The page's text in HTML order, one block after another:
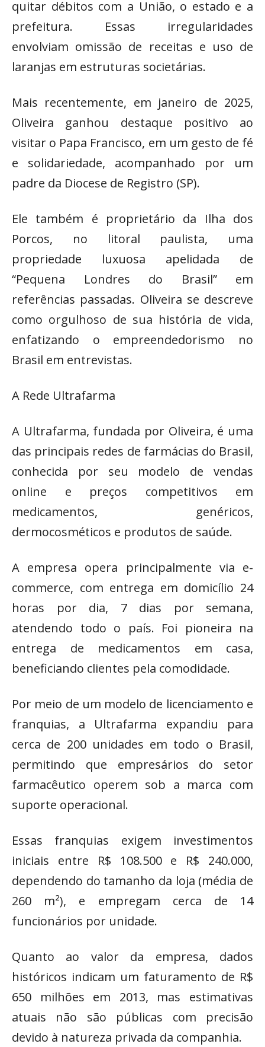
quitar débitos com a União, o estado e a
prefeitura. Essas irregularidades
envolviam omissão de receitas e uso de
laranjas em estruturas societárias.
Mais recentemente, em janeiro de 2025,
Oliveira ganhou destaque positivo ao
visitar o Papa Francisco, em um gesto de fé
e solidariedade, acompanhado por um
padre da Diocese de Registro (SP).
Ele também é proprietário da Ilha dos
Porcos, no litoral paulista, uma
propriedade luxuosa apelidada de
“Pequena Londres do Brasil” em
referências passadas. Oliveira se descreve
como orgulhoso de sua história de vida,
enfatizando o empreendedorismo no
Brasil em entrevistas.
A Rede Ultrafarma
A Ultrafarma, fundada por Oliveira, é uma
das principais redes de farmácias do Brasil,
conhecida por seu modelo de vendas
online e preços competitivos em
medicamentos, genéricos,
dermocosméticos e produtos de saúde.
A empresa opera principalmente via e-
commerce, com entrega em domicílio 24
horas por dia, 7 dias por semana,
atendendo todo o país. Foi pioneira na
entrega de medicamentos em casa,
beneficiando clientes pela comodidade.
Por meio de um modelo de licenciamento e
franquias, a Ultrafarma expandiu para
cerca de 200 unidades em todo o Brasil,
permitindo que empresários do setor
farmacêutico operem sob a marca com
suporte operacional.
Essas franquias exigem investimentos
iniciais entre R$ 108.500 e R$ 240.000,
dependendo do tamanho da loja (média de
260 m²), e empregam cerca de 14
funcionários por unidade.
Quanto ao valor da empresa, dados
históricos indicam um faturamento de R$
650 milhões em 2013, mas estimativas
atuais não são públicas com precisão
devido à natureza privada da companhia.